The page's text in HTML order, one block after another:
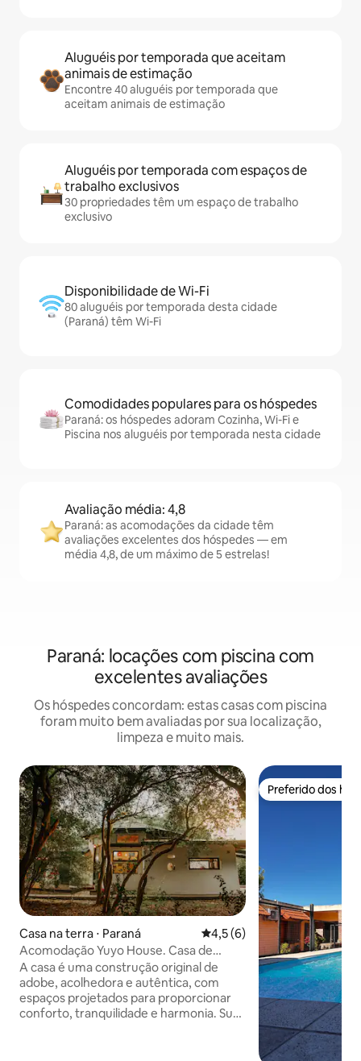
Aluguéis por temporada que aceitam
animais de estimação
Encontre 40 aluguéis por temporada que
aceitam animais de estimação
Aluguéis por temporada com espaços de
trabalho exclusivos
30 propriedades têm um espaço de trabalho
exclusivo
Disponibilidade de Wi-Fi
80 aluguéis por temporada desta cidade
(Paraná) têm Wi-Fi
Comodidades populares para os hóspedes
Paraná: os hóspedes adoram Cozinha, Wi-Fi e
Piscina nos aluguéis por temporada nesta cidade
Avaliação média: 4,8
Paraná: as acomodações da cidade têm
avaliações excelentes dos hóspedes — em
média 4,8, de um máximo de 5 estrelas!
Paraná: locações com piscina com
excelentes avaliações
Os hóspedes concordam: estas casas com piscina
foram muito bem avaliadas por sua localização,
limpeza e muito mais.
Casa na terra ⋅ Paraná 4,5 de uma avaliação média
4,5 (6)
Acomodação Yuyo House. Casa de
adobe, Hermosa
A casa é uma construção original de
adobe, acolhedora e autêntica, com
espaços projetados para proporcionar
conforto, tranquilidade e harmonia. Sua
Preferido dos
Preferido dos